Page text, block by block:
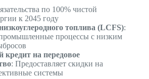
по 100% чистой
к 2045 году
топлива (LCFS):
процессы с низким
кредит на передовое
: Предоставляет скидки на
системы